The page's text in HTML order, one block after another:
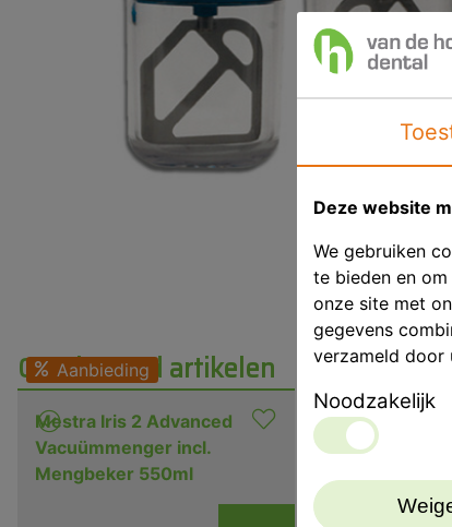
Gerelateerd artikelen
Aanbieding
Mestra Iris 2 Advanced
Vacuümmenger incl.
Mengbeker 550ml
Mestra
Compleet
Deze website
We gebruiken
te bieden en
onze site met
gegevens
verzameld door
Noodzakelijk